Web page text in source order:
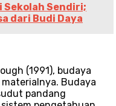
Sendiri;
dari Budi Daya
(1991), budaya
Budaya
pandang